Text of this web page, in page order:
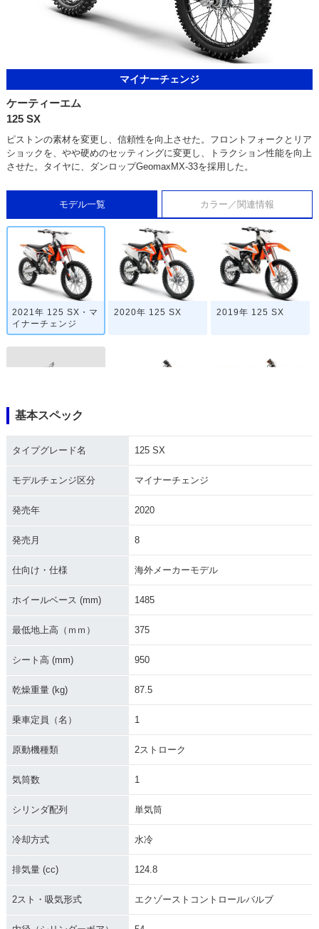
マイナーチェンジ
ケーティーエム
125 SX
ピストンの素材を変更し、信頼性を向上させた。フロントフォークとリア
ショックを、やや硬めのセッティングに変更し、トラクション性能を向上
させた。タイヤに、ダンロップGeomaxMX-33を採用した。
モデル一覧 カラー／関連情報
2021年 125 SX・マ
イナーチェンジ
2020年 125 SX 2019年 125 SX
イナーチェンジ
イナーチェンジ
基本スペック
タイプグレード名 125 SX
モデルチェンジ区分 マイナーチェンジ
発売年 2020
発売月 8
仕向け・仕様 海外メーカーモデル
ホイールベース (mm) 1485
最低地上高（ｍｍ） 375
シート高 (mm) 950
乾燥重量 (kg) 87.5
乗車定員（名） 1
原動機種類 2ストローク
気筒数 1
シリンダ配列 単気筒
冷却方式 水冷
排気量 (cc) 124.8
2スト・吸気形式 エクゾーストコントロールバルブ